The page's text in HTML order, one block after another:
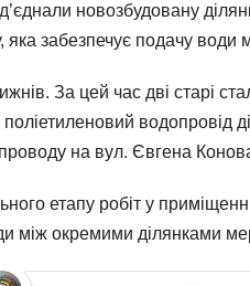
новозбудовану
яка забезпечує подачу
За цей час дві старі
водопровід
на вул. Євгена
етапу робіт у
між окремими ділянками